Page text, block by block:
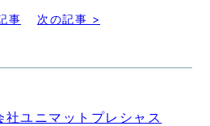
事 次の記事 >
社ユニマットプレシャス